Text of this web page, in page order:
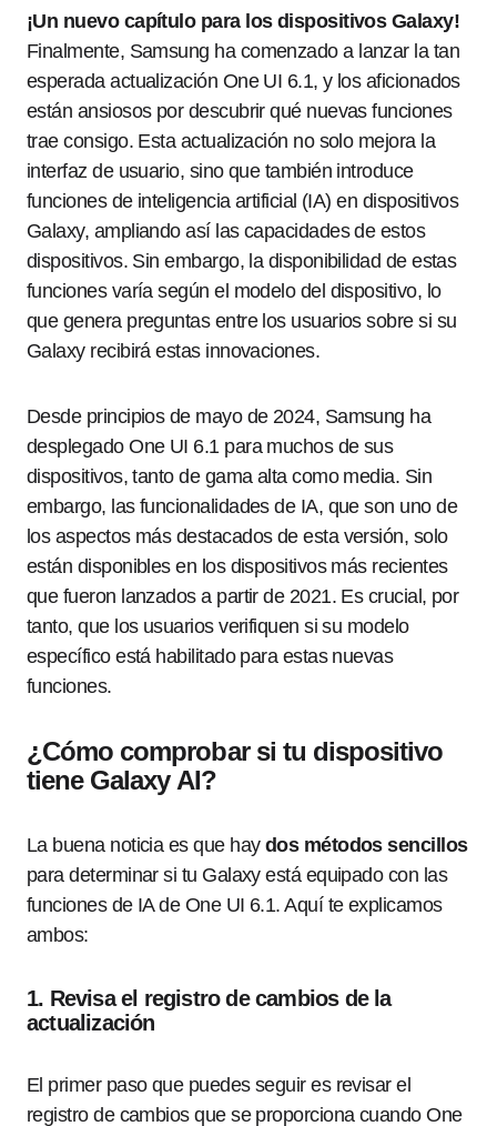
¡Un nuevo capítulo para los dispositivos Galaxy!
Finalmente, Samsung ha comenzado a lanzar la tan
esperada actualización One UI 6.1, y los aficionados
están ansiosos por descubrir qué nuevas funciones
trae consigo. Esta actualización no solo mejora la
interfaz de usuario, sino que también introduce
funciones de inteligencia artificial (IA) en dispositivos
Galaxy, ampliando así las capacidades de estos
dispositivos. Sin embargo, la disponibilidad de estas
funciones varía según el modelo del dispositivo, lo
que genera preguntas entre los usuarios sobre si su
Galaxy recibirá estas innovaciones.
Desde principios de mayo de 2024, Samsung ha
desplegado One UI 6.1 para muchos de sus
dispositivos, tanto de gama alta como media. Sin
embargo, las funcionalidades de IA, que son uno de
los aspectos más destacados de esta versión, solo
están disponibles en los dispositivos más recientes
que fueron lanzados a partir de 2021. Es crucial, por
tanto, que los usuarios verifiquen si su modelo
específico está habilitado para estas nuevas
funciones.
¿Cómo comprobar si tu dispositivo
tiene Galaxy AI?
La buena noticia es que hay dos métodos sencillos
para determinar si tu Galaxy está equipado con las
funciones de IA de One UI 6.1. Aquí te explicamos
ambos:
1. Revisa el registro de cambios de la
actualización
El primer paso que puedes seguir es revisar el
registro de cambios que se proporciona cuando One